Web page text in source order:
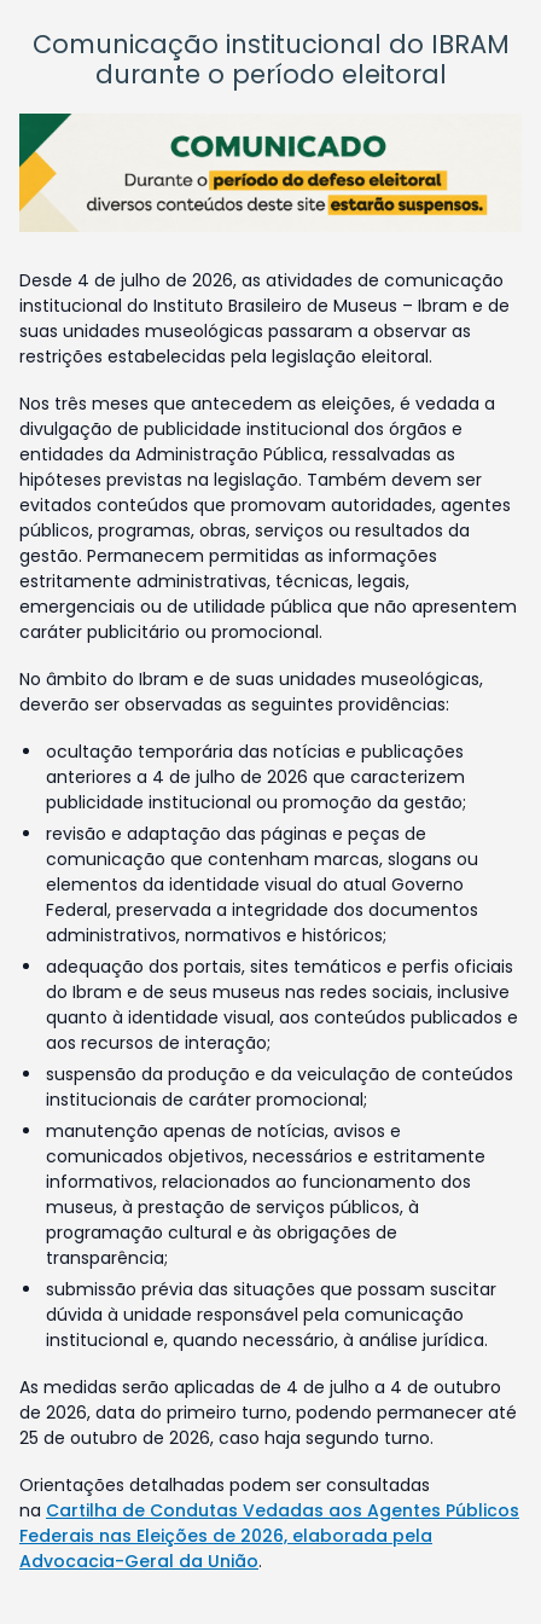
Comunicação institucional do IBRAM
durante o período eleitoral
Desde 4 de julho de 2026, as atividades de comunicação
institucional do Instituto Brasileiro de Museus – Ibram e de
suas unidades museológicas passaram a observar as
restrições estabelecidas pela legislação eleitoral.
Nos três meses que antecedem as eleições, é vedada a
divulgação de publicidade institucional dos órgãos e
entidades da Administração Pública, ressalvadas as
hipóteses previstas na legislação. Também devem ser
evitados conteúdos que promovam autoridades, agentes
públicos, programas, obras, serviços ou resultados da
gestão. Permanecem permitidas as informações
estritamente administrativas, técnicas, legais,
emergenciais ou de utilidade pública que não apresentem
caráter publicitário ou promocional.
No âmbito do Ibram e de suas unidades museológicas,
deverão ser observadas as seguintes providências:
ocultação temporária das notícias e publicações
anteriores a 4 de julho de 2026 que caracterizem
publicidade institucional ou promoção da gestão;
revisão e adaptação das páginas e peças de
comunicação que contenham marcas, slogans ou
elementos da identidade visual do atual Governo
Federal, preservada a integridade dos documentos
administrativos, normativos e históricos;
adequação dos portais, sites temáticos e perfis oficiais
do Ibram e de seus museus nas redes sociais, inclusive
quanto à identidade visual, aos conteúdos publicados e
aos recursos de interação;
suspensão da produção e da veiculação de conteúdos
institucionais de caráter promocional;
manutenção apenas de notícias, avisos e
comunicados objetivos, necessários e estritamente
informativos, relacionados ao funcionamento dos
museus, à prestação de serviços públicos, à
programação cultural e às obrigações de
transparência;
submissão prévia das situações que possam suscitar
dúvida à unidade responsável pela comunicação
institucional e, quando necessário, à análise jurídica.
As medidas serão aplicadas de 4 de julho a 4 de outubro
de 2026, data do primeiro turno, podendo permanecer até
25 de outubro de 2026, caso haja segundo turno.
Orientações detalhadas podem ser consultadas
na Cartilha de Condutas Vedadas aos Agentes Públicos
Federais nas Eleições de 2026, elaborada pela
Advocacia-Geral da União.